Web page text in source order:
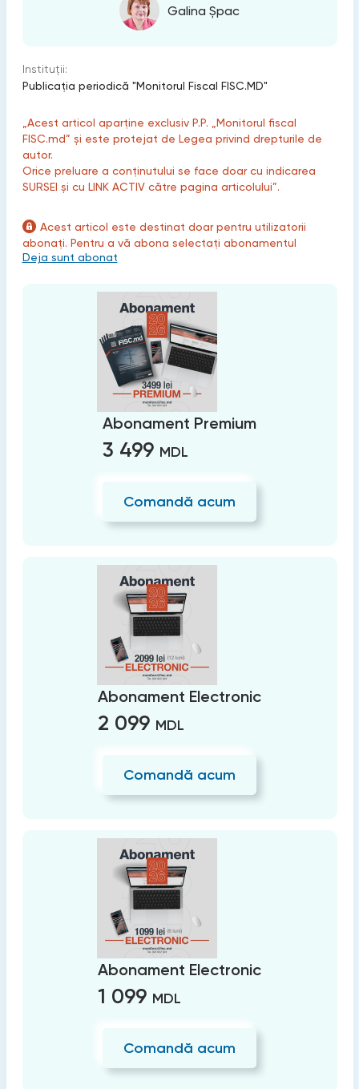
Galina Șpac
Instituții:
Publicaţia periodică "Monitorul Fiscal FISC.MD"
„Acest articol aparține exclusiv P.P. „Monitorul fiscal
FISC.md” și este protejat de Legea privind drepturile de
autor.
Orice preluare a conținutului se face doar cu indicarea
SURSEI și cu LINK ACTIV către pagina articolului”.
Acest articol este destinat doar pentru utilizatorii
abonați. Pentru a vă abona selectați abonamentul
Deja sunt abonat
Abonament Premium
3 499 MDL
Comandă acum
Abonament Electronic
2 099 MDL
Comandă acum
Abonament Electronic
1 099 MDL
Comandă acum